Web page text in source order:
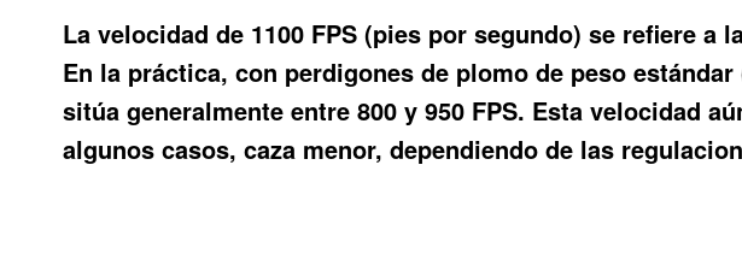
La velocidad de 1100 FPS (pies por segundo) se refiere
En la práctica, con perdigones de plomo de peso
sitúa generalmente entre 800 y 950 FPS. Esta velocidad
algunos casos, caza menor, dependiendo de las